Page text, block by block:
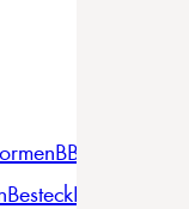
BBQ
BesteckBowls &